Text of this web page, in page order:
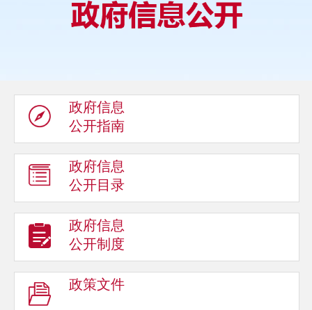
政府信息
公开指南
政府信息
公开目录
政府信息
公开制度
政策文件